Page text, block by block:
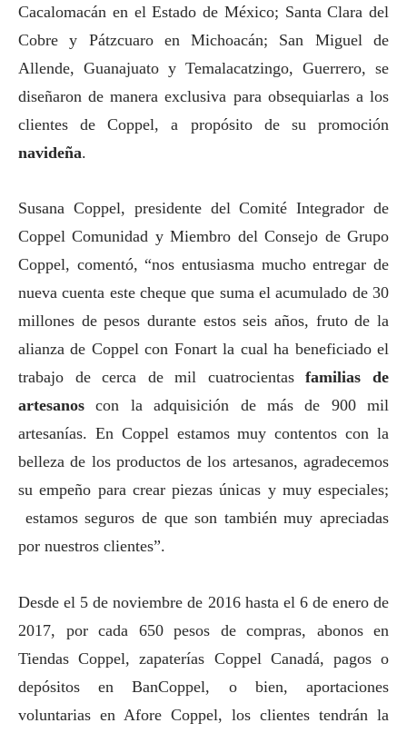
Cacalomacán en el Estado de México; Santa Clara del
Cobre y Pátzcuaro en Michoacán; San Miguel de
Allende, Guanajuato y Temalacatzingo, Guerrero, se
diseñaron de manera exclusiva para obsequiarlas a los
clientes de Coppel, a propósito de su promoción
navideña.
Susana Coppel, presidente del Comité Integrador de
Coppel Comunidad y Miembro del Consejo de Grupo
Coppel, comentó, “nos entusiasma mucho entregar de
nueva cuenta este cheque que suma el acumulado de 30
millones de pesos durante estos seis años, fruto de la
alianza de Coppel con Fonart la cual ha beneficiado el
trabajo de cerca de mil cuatrocientasfamilias de
artesanoscon la adquisición de más de 900 mil
artesanías. En Coppel estamos muy contentos con la
belleza de los productos de los artesanos, agradecemos
su empeño para crear piezas únicas y muy especiales;
estamos seguros de que son también muy apreciadas
por nuestros clientes”.
Desde el 5 de noviembre de 2016 hasta el 6 de enero de
2017, por cada 650 pesos de compras, abonos en
Tiendas Coppel, zapaterías Coppel Canadá, pagos o
depósitos en BanCoppel, o bien, aportaciones
voluntarias en Afore Coppel, los clientes tendrán la